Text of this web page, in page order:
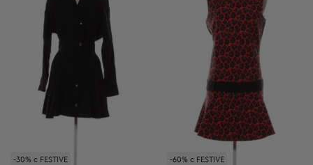
-30% с FESTIVE -60% с FESTIVE